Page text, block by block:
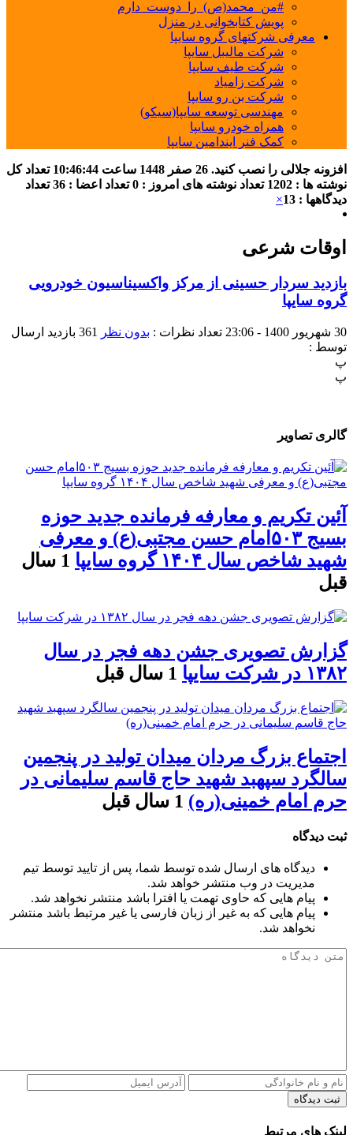
#من_محمد(ص)_را_دوست_دارم
پویش کتابخوانی در منزل
معرفی شرکتهای گروه سایپا
شرکت مالیبل سایپا
شرکت طیف سایپا
شرکت زامیاد
شرکت بن رو سایپا
مهندسی توسعه سایپا(سیکو)
همراه خودرو سایپا
کمک فنر ایندامین سایپا
افزونه جلالی را نصب کنید. 26 صفر 1448 ساعت 10:46:45 تعداد کل
نوشته ها : 1202
تعداد نوشته های امروز : 0 تعداد اعضا : 36
تعداد
دیدگاهها : 13
×
اوقات شرعی
بازدید سردار حسینی از مرکز واکسیناسیون خودرویی
گروه سایپا
30 شهریور 1400 - 23:06 تعداد نظرات : بدون نظر
ارسال
توسط :
پ
پ
گالری تصاویر
آئین تکریم و معارفه فرمانده جدید حوزه
بسیج ۵۰۳امام حسن مجتبی(ع) و معرفی
شهید شاخص سال ۱۴۰۴ گروه سایپا
1 سال
قبل
گزارش تصویری جشن دهه فجر در سال
۱۳۸۲ در شرکت سایپا
1 سال قبل
اجتماع بزرگ مردان میدان تولید در پنجمین
سالگرد سپهبد شهید حاج قاسم سلیمانی در
حرم امام خمینی(ره) 1 سال قبل
ثبت دیدگاه
دیدگاه های ارسال شده توسط شما، پس از تایید توسط تیم
مدیریت در وب منتشر خواهد شد.
پیام هایی که حاوی تهمت یا افترا باشد منتشر نخواهد شد.
پیام هایی که به غیر از زبان فارسی یا غیر مرتبط باشد منتشر
نخواهد شد.
ثبت دیدگاه
لینک های مرتبط